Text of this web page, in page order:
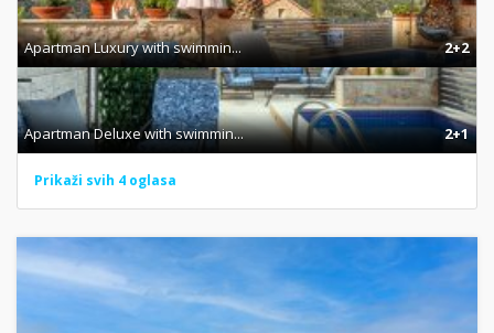
Apartman Luxury with swimmin... 2+2
Apartman Deluxe with swimmin... 2+1
Prikaži svih 4 oglasa